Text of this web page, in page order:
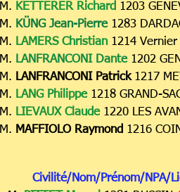
M. KETTERER Richard 1203
M. KÜNG Jean-Pierre 1283
M. LAMERS Christian1214 Vernier
M. LANFRANCONI Dante1202
M. LANFRANCONI Patrick1217
M. LANG Philippe 1218 GRAND-
M. LIEVAUX Claude 1220 LES
M. MAFFIOLO Raymond 1216
Civilité/Nom/Prénom/NPA/